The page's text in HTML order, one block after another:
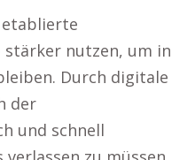
stärker nutzen, um in
Durch digitale
der
und schnell